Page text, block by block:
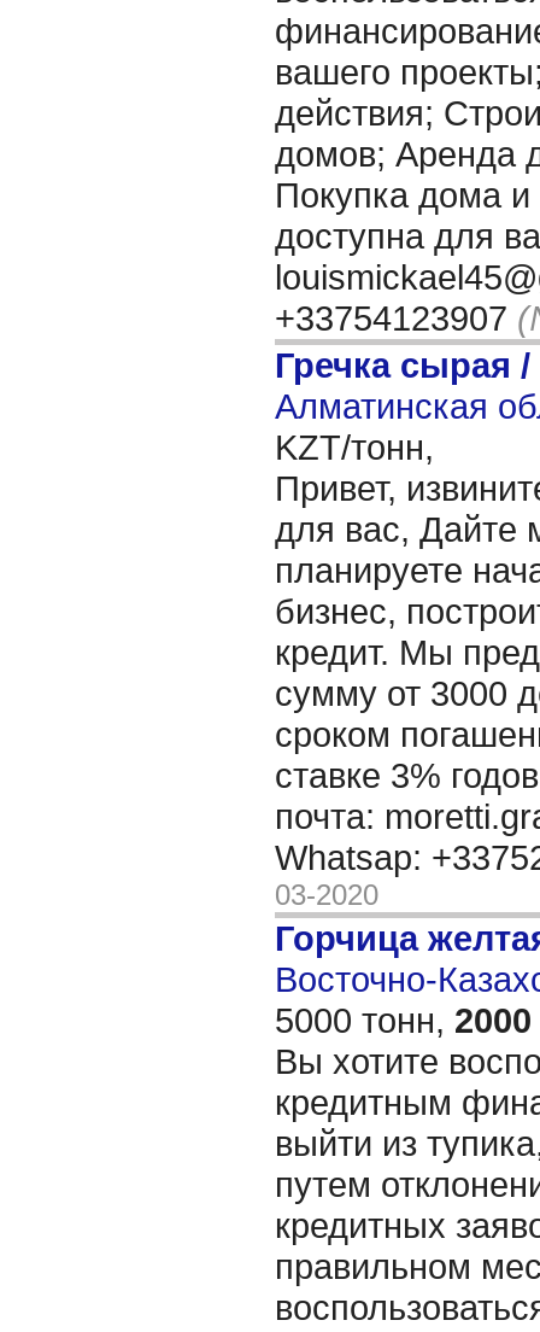
вашего
действия;
домов; Аренда
Покупка дома и
доступна для
+33754123907
Гречка сырая /
Алматинская
KZT/тонн,
Привет,
для вас, Дайте
планируете
бизнес,
кредит. Мы
сумму от 3000
сроком
ставке 3%
почта:
Whatsap:
03-2020
Горчица
Восточно-
5000 тонн, 2000
Вы хотите
кредитным
выйти из
путем
кредитных
правильном